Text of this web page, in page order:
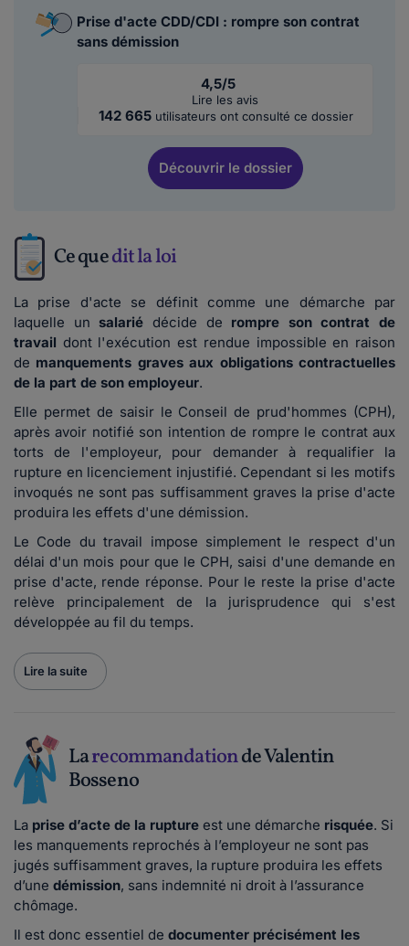
Prise d'acte CDD/CDI : rompre son contrat
sans démission
4,5/5
Lire les avis
142 665 utilisateurs ont consulté ce dossier
Découvrirle dossier
Ce quedit la loi
La prise d'acte se définit comme une démarche par
laquelle un salarié décide de rompre son contrat de
travail dont l'exécution est rendue impossible en raison
de manquements graves aux obligations contractuelles
de la part de son employeur.
Elle permet de saisir le Conseil de prud'hommes (CPH),
après avoir notifié son intention de rompre le contrat aux
torts de l'employeur, pour demander à requalifier la
rupture en licenciement injustifié. Cependant si les motifs
invoqués ne sont pas suffisamment graves la prise d'acte
produira les effets d'une démission.
Le Code du travail impose simplement le respect d'un
délai d'un mois pour que le CPH, saisi d'une demande en
prise d'acte, rende réponse. Pour le reste la prise d'acte
relève principalement de la jurisprudence qui s'est
développée au fil du temps.
Lire la suite
Larecommandationde Valentin
Bosseno
La prise d’acte de la rupture est une démarche risquée. Si
les manquements reprochés à l’employeur ne sont pas
jugés suffisamment graves, la rupture produira les effets
d’une démission, sans indemnité ni droit à l’assurance
chômage.
Il est donc essentiel de documenter précisément les